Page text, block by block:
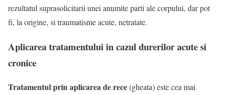
rezultatul suprasolicitarii unei anumite parti ale corpului, dar pot
fi, la origine, si traumatisme acute, netratate.
Aplicarea tratamentului in cazul durerilor acute si
cronice
Tratamentul prin aplicarea de rece(gheata) este cea mai